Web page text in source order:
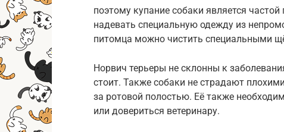
поэтому купание собаки является
надевать специальную одежду из
питомца можно чистить специальными
Норвич терьеры не склонны к
стоит. Также собаки не страдают
за ротовой полостью. Её также
или довериться ветеринару.